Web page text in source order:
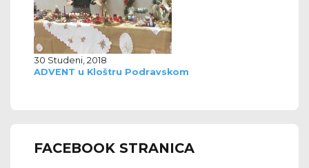
30 Studeni, 2018
ADVENT u Kloštru Podravskom
FACEBOOK STRANICA